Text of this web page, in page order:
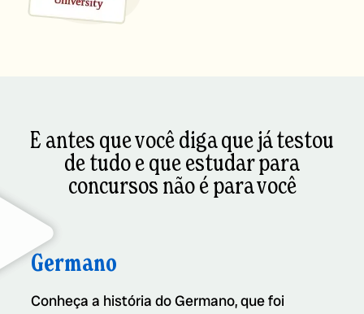
E antes que você diga que já testou
de tudo e que estudar para
concursos não é para você
Germano
Conheça a história do Germano, que foi